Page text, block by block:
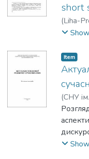
short
(Liha-
Item
(СНУ
П.;